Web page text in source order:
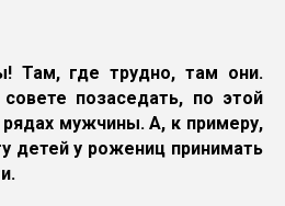
Там, где трудно, там они.
позаседать, по этой
рядах мужчины. А, к примеру,
детей у рожениц принимать